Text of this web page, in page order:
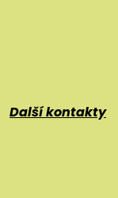
Další kontakty